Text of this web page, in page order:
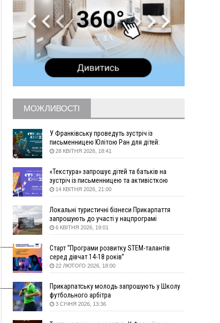
11:50
Податкова передасть в Міноборони для
"Оберегу" дані про чоловіків 18–60 років
Водійка, яку на Сухомлинського побив інший
керманич, відмовилася від обвинувачення —
справу закрили
У Франківську, Коломиї, Долині та Яремче 6
серпня зафіксували рекордну спеку
09:22
АМКУ розпочав справу проти Гвіздецької
податку
08:54
Синоптики попереджають про значний дощ на
Прикарпатті до кінця п'ятниці
08:45
Нафтогазову площу на межі Прикарпаття та
Львівщини повторно виставили на аукціон за
830 млн
06 Серпня
18:46 ФОТО У Польщі невідомі скоїли наругу над
могилою УПА
кораблі берегової охорони фсб у Керчі
17:17
ВІДЕО
Скарби Музею писанкового розпису
побачать далеко за межами Коломиї
16:42
Поблизу Франківська п'яний на Chevrolet
втікав від поліції
16:27
На Прикарпатті триває декларування
МОЖЛИВОСТІ
У Франківську проведуть зустріч із
письменницею Юлітою Ран для дітей:
говоритимуть про серію книг про Мавку
28 КВІТНЯ 2026, 18:41
«Текстура» запрошує дітей та батьків на
зустріч із письменницею та активісткою
Анною Повх
14 КВІТНЯ 2026, 21:00
Локальні туристичні бізнеси Прикарпаття
запрошують до участі у нацпрограмі
«Подорож до себе»
6 КВІТНЯ 2026, 19:01
Старт “Програми розвитку STEM-талантів
серед дівчат 14-18 років”
22 ЛЮТОГО 2026, 18:00
Прикарпатську молодь запрошують у Школу
футбольного арбітра
3 СІЧНЯ 2026, 13:36